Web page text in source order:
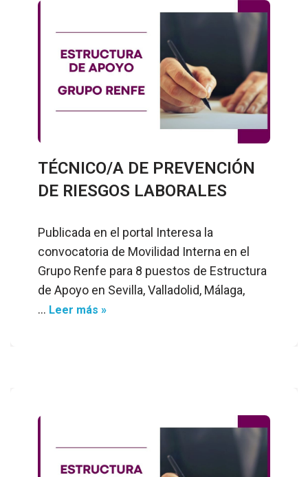
TÉCNICO/A DE PREVENCIÓN
DE RIESGOS LABORALES
Publicada en el portal Interesa la
convocatoria de Movilidad Interna en el
Grupo Renfe para 8 puestos de Estructura
de Apoyo en Sevilla, Valladolid, Málaga,
… Leer más »